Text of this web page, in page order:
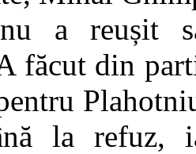
a reușit
făcut din
la refuz,